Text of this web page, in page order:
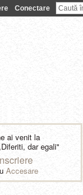
Conectare
ai venit la
dar egali"
Accesare